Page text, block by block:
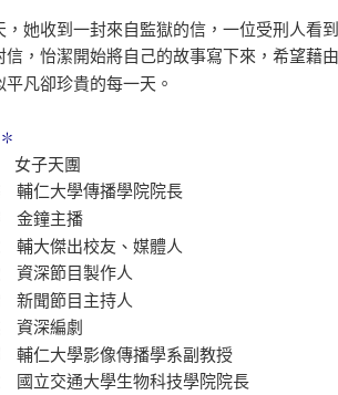
，她收到一封來自監獄的信，一位受刑人看
信，怡潔開始將自己的故事寫下來，希望藉
平凡卻珍貴的每一天。
✽
女子天團
輔仁大學傳播學院院長
金鐘主播
輔大傑出校友、媒體人
資深節目製作人
新聞節目主持人
資深編劇
輔仁大學影像傳播學系副教授
國立交通大學生物科技學院院長